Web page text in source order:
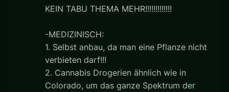
KEIN TABU THEMA MEHR!!!!!!!!!!!!!
-MEDIZINISCH:
1. Selbst anbau, da man eine Pflanze nicht
verbieten darf!!!
2. Cannabis Drogerien ähnlich wie in
Colorado, um das ganze Spektrum der